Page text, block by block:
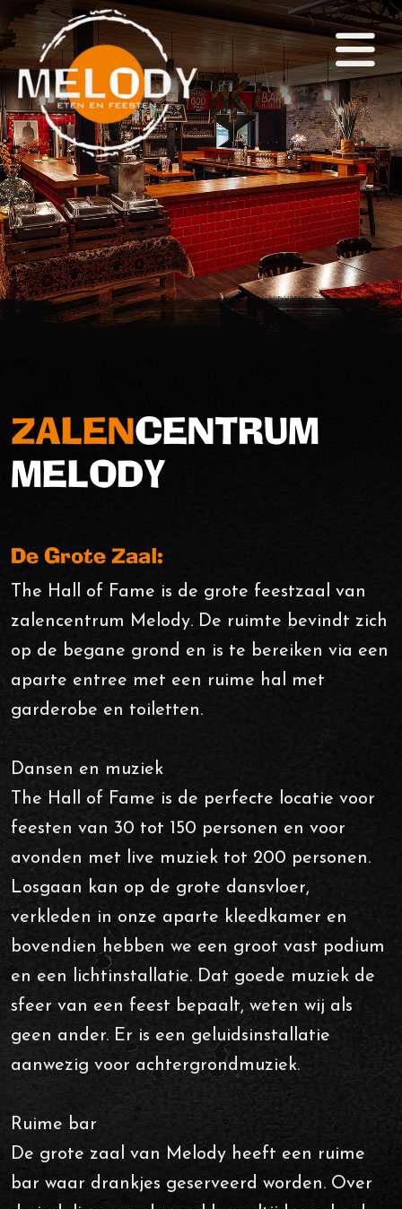
×
Home
(Eet)Café
Zalen
Themafeesten
Arrangementen
Snackbar & Pizza
Agenda
Tel.0591 - 625 111
ZALENCENTRUM
MELODY
De Grote Zaal:
The Hall of Fame is de grote feestzaal van
zalencentrum Melody. De ruimte bevindt zich
op de begane grond en is te bereiken via een
aparte entree met een ruime hal met
garderobe en toiletten.
Dansen en muziek
The Hall of Fame is de perfecte locatie voor
feesten van 30 tot 150 personen en voor
avonden met live muziek tot 200 personen.
Losgaan kan op de grote dansvloer,
verkleden in onze aparte kleedkamer en
bovendien hebben we een groot vast podium
en een lichtinstallatie. Dat goede muziek de
sfeer van een feest bepaalt, weten wij als
geen ander. Er is een geluidsinstallatie
aanwezig voor achtergrondmuziek.
Ruime bar
De grote zaal van Melody heeft een ruime
bar waar drankjes geserveerd worden. Over